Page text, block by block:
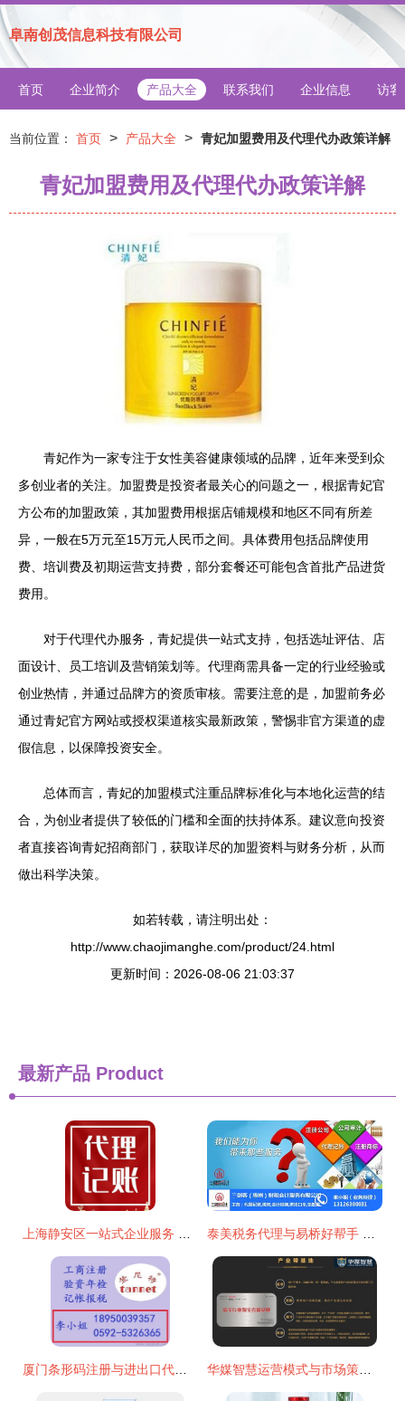
阜南创茂信息科技有限公司
首页 企业简介 产品大全 联系我们 企业信息 访客
当前位置： 首页 > 产品大全 > 青妃加盟费用及代理代办政策详解
青妃加盟费用及代理代办政策详解
青妃作为一家专注于女性美容健康领域的品牌，近年来受到众
多创业者的关注。加盟费是投资者最关心的问题之一，根据青妃官
方公布的加盟政策，其加盟费用根据店铺规模和地区不同有所差
异，一般在5万元至15万元人民币之间。具体费用包括品牌使用
费、培训费及初期运营支持费，部分套餐还可能包含首批产品进货
费用。
对于代理代办服务，青妃提供一站式支持，包括选址评估、店
面设计、员工培训及营销策划等。代理商需具备一定的行业经验或
创业热情，并通过品牌方的资质审核。需要注意的是，加盟前务必
通过青妃官方网站或授权渠道核实最新政策，警惕非官方渠道的虚
假信息，以保障投资安全。
总体而言，青妃的加盟模式注重品牌标准化与本地化运营的结
合，为创业者提供了较低的门槛和全面的扶持体系。建议意向投资
者直接咨询青妃招商部门，获取详尽的加盟资料与财务分析，从而
做出科学决策。
如若转载，请注明出处：
http://www.chaojimanghe.com/product/24.html
更新时间：2026-08-06 21:03:37
最新产品 Product